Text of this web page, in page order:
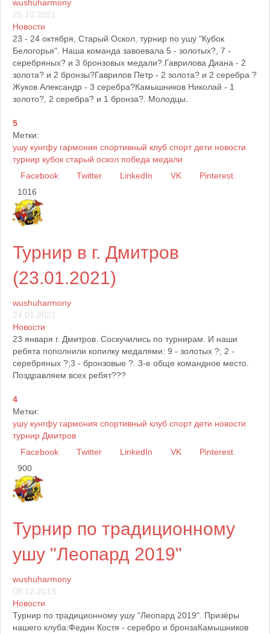
wushuharmony
25.10.2021
Новости
23 - 24 октября, Старый Оскол, турнир по ушу "Кубок
Белогорья". Наша команда завоевала 5 - золотых?, 7 -
серебряных? и 3 бронзовых медали?.Гаврилова Диана - 2
золота? и 2 бронзы?Гаврилов Петр - 2 золота? и 2 серебра ?
Жуков Александр - 3 серебра?Камышников Николай - 1
золото?, 2 серебра? и 1 бронза?. Молодцы.
5
Метки:
ушу кунгфу гармония спортивный клуб спорт дети новости
турнир кубок старый оскол победа медали
Facebook
Twitter LinkedIn VK
Pinterest
1016
Турнир в г. Дмитров
(23.01.2021)
wushuharmony
24.01.2021
Новости
23 января г. Дмитров. Соскучились по турнирам. И наши
ребята пополнили копилку медалями: 9 - золотых ?; 2 -
серебряных ?;3 - бронзовые ?. 3-е обще командное место.
Поздравляем всех ребят???
4
Метки:
ушу кунгфу гармония спортивный клуб спорт дети новости
турнир Дмитров
Facebook
Twitter LinkedIn VK
Pinterest
900
Турнир по традиционному
ушу "Леопард 2019"
wushuharmony
08.12.2019
Новости
Турнир по традиционному ушу "Леопард 2019". Призёры
нашего клуба:Федин Костя - серебро и бронзаКамышников